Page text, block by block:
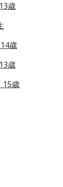
歳
歳
歳
15歳